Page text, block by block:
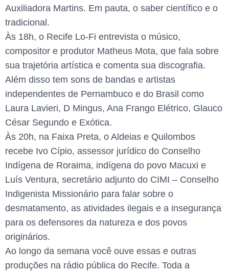
Auxiliadora Martins. Em pauta, o saber científico e o
tradicional.
Às 18h, o Recife Lo-Fi entrevista o músico,
compositor e produtor Matheus Mota, que fala sobre
sua trajetória artística e comenta sua discografia.
Além disso tem sons de bandas e artistas
independentes de Pernambuco e do Brasil como
Laura Lavieri, D Mingus, Ana Frango Elétrico, Glauco
César Segundo e Exótica.
Às 20h, na Faixa Preta, o Aldeias e Quilombos
recebe Ivo Cípio, assessor jurídico do Conselho
Indígena de Roraima, indígena do povo Macuxi e
Luís Ventura, secretário adjunto do CIMI – Conselho
Indigenista Missionário para falar sobre o
desmatamento, as atividades ilegais e a insegurança
para os defensores da natureza e dos povos
originários.
Ao longo da semana você ouve essas e outras
produções na rádio pública do Recife. Toda a